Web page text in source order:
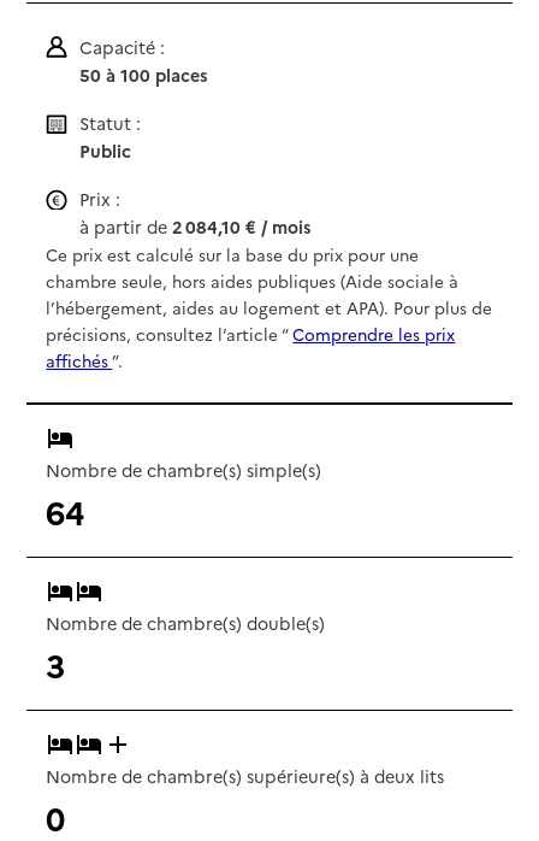
Capacité :
50 à 100 places
Statut :
Public
Prix :
à partir de2 084,10 € / mois
Ce prix est calculé sur la base du prix pour une
chambre seule, hors aides publiques (Aide sociale à
l’hébergement, aides au logement et APA). Pour plus de
précisions, consultez l’article “Comprendre les prix
affichés”.
Nombre de chambre(s) simple(s)
64
Nombre de chambre(s) double(s)
3
Nombre de chambre(s) supérieure(s) à deux lits
0